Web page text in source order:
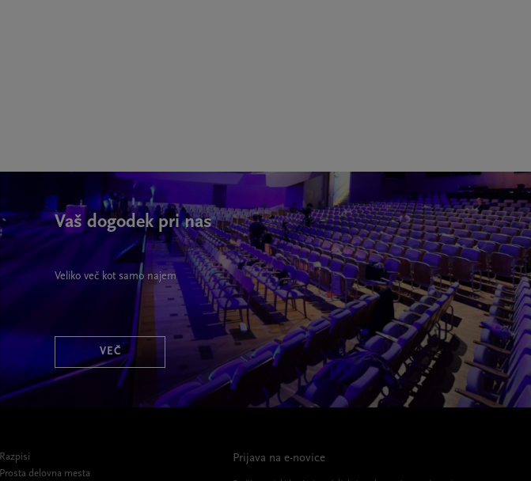
Vaš dogodek pri nas
Veliko več kot samo najem
VEČ
Razpisi
Prosta delovna mesta
Prijava na e-novice